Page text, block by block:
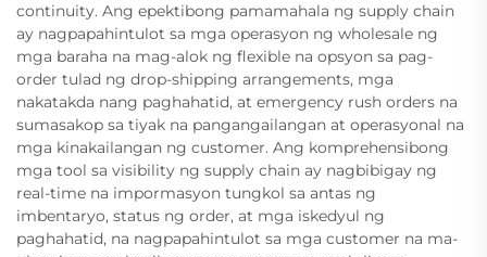
continuity. Ang epektibong pamamahala ng supply chain
ay nagpapahintulot sa mga operasyon ng wholesale ng
mga baraha na mag-alok ng flexible na opsyon sa pag-
order tulad ng drop-shipping arrangements, mga
nakatakda nang paghahatid, at emergency rush orders na
sumasakop sa tiyak na pangangailangan at operasyonal na
mga kinakailangan ng customer. Ang komprehensibong
mga tool sa visibility ng supply chain ay nagbibigay ng
real-time na impormasyon tungkol sa antas ng
imbentaryo, status ng order, at mga iskedyul ng
paghahatid, na nagpapahintulot sa mga customer na ma-